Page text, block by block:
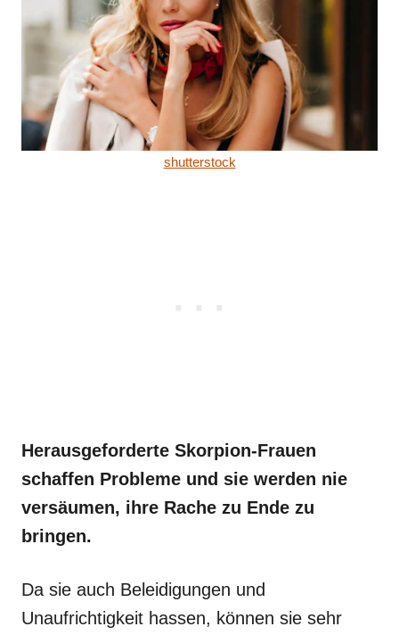
shutterstock
Herausgeforderte Skorpion-Frauen
schaffen Probleme und sie werden nie
versäumen, ihre Rache zu Ende zu
bringen.
Da sie auch Beleidigungen und
Unaufrichtigkeit hassen, können sie sehr